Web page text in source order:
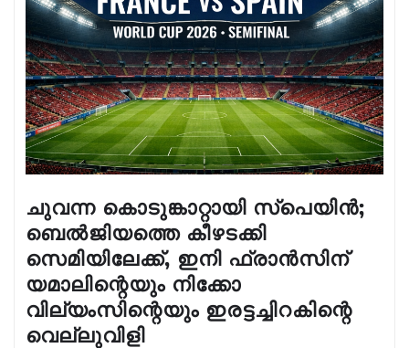
ചുവന്ന കൊടുങ്കാറ്റായി സ്പെയിൻ;
ബെൽജിയത്തെ കീഴടക്കി
സെമിയിലേക്ക്, ഇനി ഫ്രാൻസിന്
യമാലിന്റെയും നിക്കോ
വില്യംസിന്റെയും ഇരട്ടച്ചിറകിന്റെ
വെല്ലുവിളി